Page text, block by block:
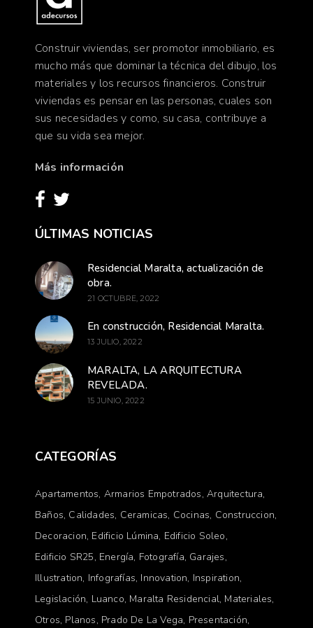
Construir viviendas, ser promotor inmobiliario, es
mucho más que dominar la técnica del dibujo, los
materiales y los recursos financieros. Construir
viviendas es pensar en las personas, cuales son
sus necesidades y como, su casa, contribuye a
que su vida sea mejor.
Más información
ÚLTIMAS NOTICIAS
Residencial Maralta, actualización de
obra.
21 OCTUBRE, 2022
En construcción, Residencial Maralta.
13 JULIO, 2022
MARALTA, LA ARQUITECTURA
REVELADA.
15 JUNIO, 2022
CATEGORÍAS
Apartamentos Armarios Empotrados Arquitectura
Baños Calidades Ceramicas Cocinas Construccion
Decoracion Edificio Lúmina Edificio Soleo
Edificio SR25 Energía Fotografía Garajes
Illustration Infografías Innovation Inspiration
Legislación Luanco Maralta Residencial Materiales
Otros Planos Prado De La Vega Presentación